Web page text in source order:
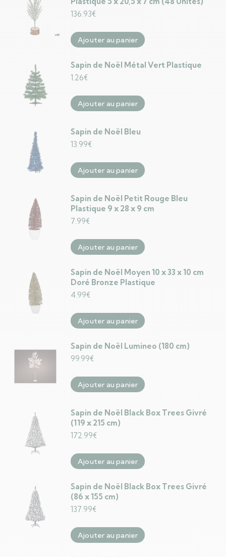
136.93€
Ajouter au panier
Sapin de Noël Métal Vert Plastique
1.26€
Ajouter au panier
Sapin de Noël Bleu
13.99€
Ajouter au panier
Sapin de Noël Petit Rouge Bleu
Plastique 9 x 28 x 9 cm
7.99€
Ajouter au panier
Sapin de Noël Moyen 10 x 33 x 10 cm
Doré Bronze Plastique
4.99€
Ajouter au panier
Sapin de Noël Lumineo (180 cm)
99.99€
Ajouter au panier
Sapin de Noël Black Box Trees Givré
(119 x 215 cm)
172.99€
Ajouter au panier
Sapin de Noël Black Box Trees Givré
(86 x 155 cm)
137.99€
Ajouter au panier